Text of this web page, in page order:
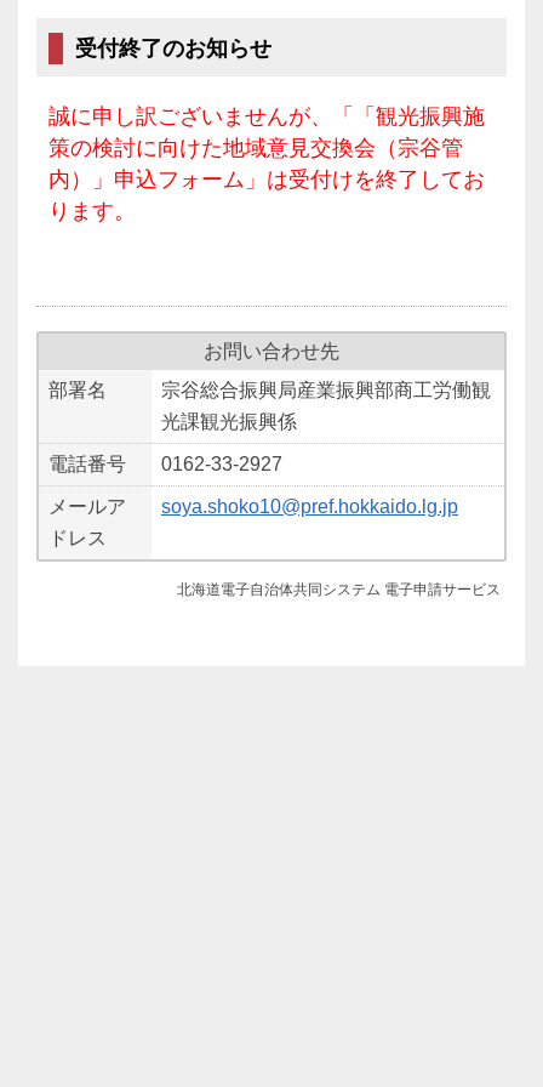
受付終了のお知らせ
誠に申し訳ございませんが、「「観光振興施
策の検討に向けた地域意見交換会（宗谷管
内）」申込フォーム」は受付けを終了してお
ります。
お問い合わせ先
部署名
宗谷総合振興局産業振興部商工労働観
光課観光振興係
電話番号 0162-33-2927
メールア
ドレス
soya.shoko10@pref.hokkaido.lg.jp
北海道電子自治体共同システム 電子申請サービス